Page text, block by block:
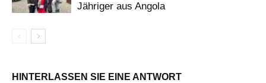
Jähriger aus Angola
HINTERLASSEN SIE EINE ANTWORT